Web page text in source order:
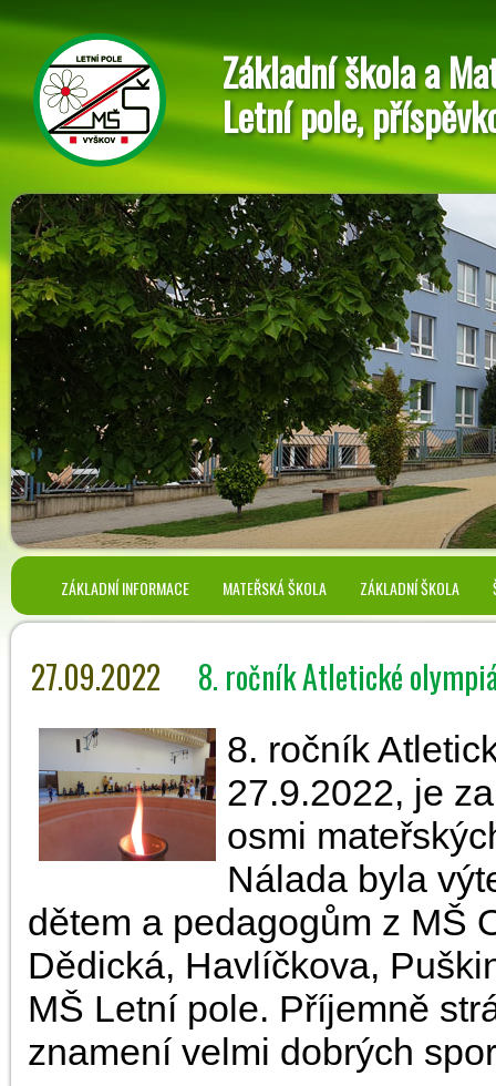
Základní škola a
Letní pole,
ZÁKLADNÍ INFORMACE MATEŘSKÁ ŠKOLA ZÁKLADNÍ ŠKOLA
27.09.2022 8. ročník Atletické
8. ročník
27.9.2022, je
osmi
Nálada byla
dětem a pedagogům z MŠ
Dědická, Havlíčkova,
MŠ Letní pole. Příjemně
znamení velmi dobrých